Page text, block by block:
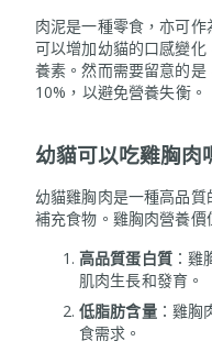
肉泥是一種零食，亦可
可以增加幼貓的口感變
養素。然而需要留意的
10%，以避免營養失衡。
幼貓可以吃雞胸肉
幼貓雞胸肉是一種高品
補充食物。雞胸肉營養價
高品質蛋白質：雞
肌肉生長和發育。
低脂肪含量：雞胸
食需求。